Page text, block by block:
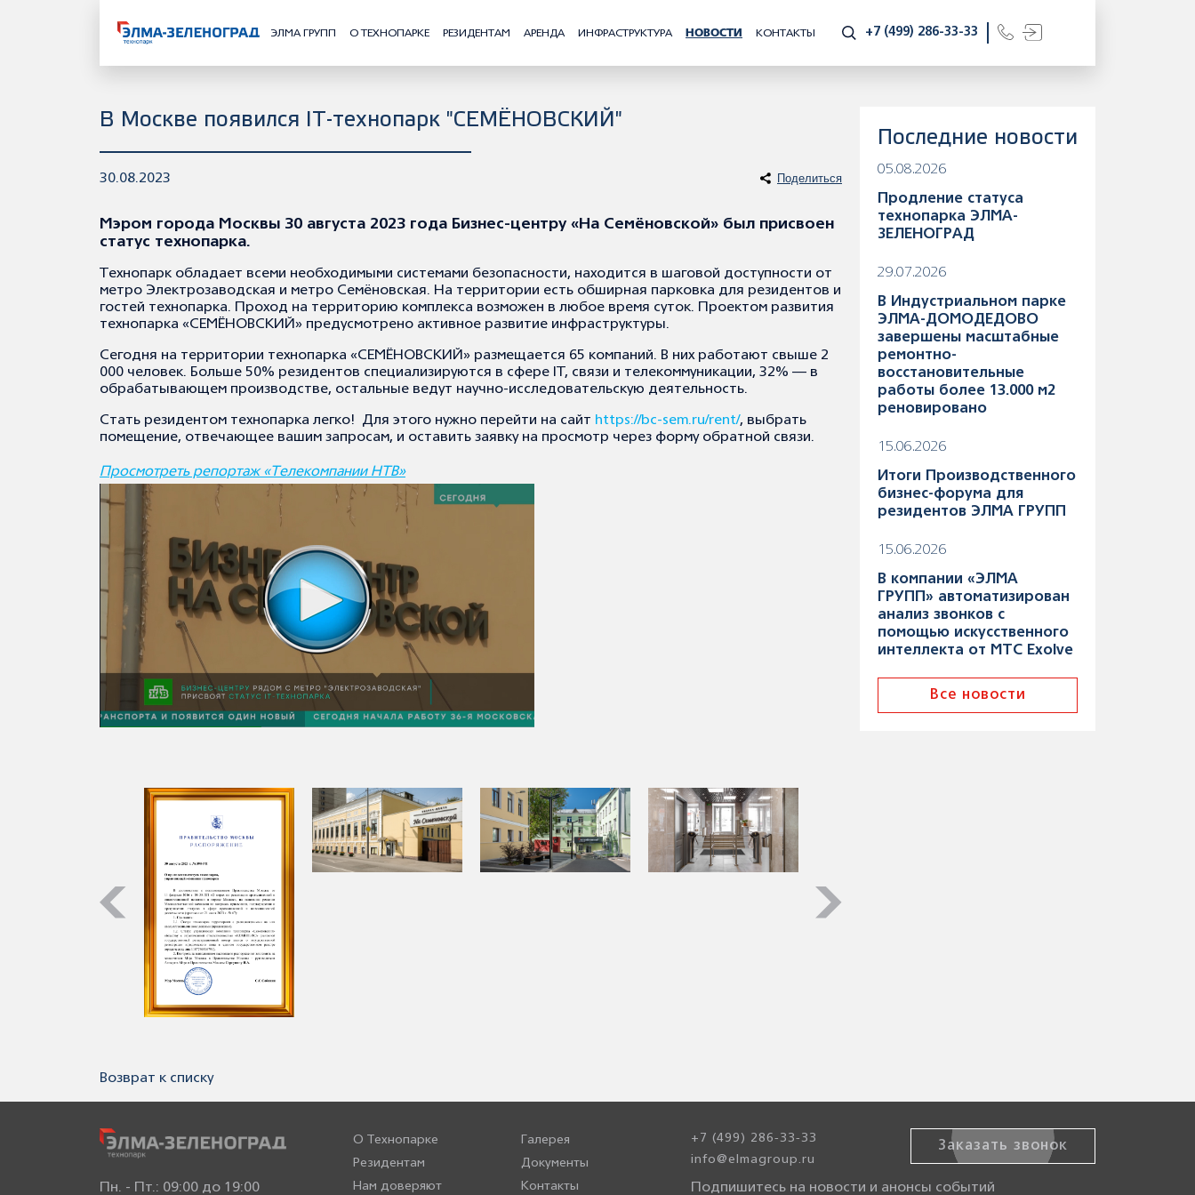
ЭЛМА ГРУПП О ТЕХНОПАРКЕ РЕЗИДЕНТАМ АРЕНДА ИНФРАСТРУКТУРА НОВОСТИ КОНТАКТЫ +7 (499) 286-33-33
В Москве появился IT-технопарк "СЕМЁНОВСКИЙ"
30.08.2023 Поделиться
Мэром города Москвы 30 августа 2023 года Бизнес-центру «На Семёновской» был присвоен
статус технопарка.
Технопарк обладает всеми необходимыми системами безопасности, находится в шаговой доступности от
метро Электрозаводская и метро Семёновская. На территории есть обширная парковка для резидентов и
гостей технопарка. Проход на территорию комплекса возможен в любое время суток. Проектом развития
технопарка «СЕМЁНОВСКИЙ» предусмотрено активное развитие инфраструктуры.
Сегодня на территории технопарка «СЕМЁНОВСКИЙ» размещается 65 компаний. В них работают свыше 2
000 человек. Больше 50% резидентов специализируются в сфере IT, связи и телекоммуникации, 32% — в
обрабатывающем производстве, остальные ведут научно-исследовательскую деятельность.
Стать резидентом технопарка легко! Для этого нужно перейти на сайт https://bc-sem.ru/rent/, выбрать
помещение, отвечающее вашим запросам, и оставить заявку на просмотр через форму обратной связи.
Просмотреть репортаж «Телекомпании НТВ»
Последние новости
05.08.2026
Продление статуса
технопарка ЭЛМА-
ЗЕЛЕНОГРАД
29.07.2026
В Индустриальном парке
ЭЛМА-ДОМОДЕДОВО
завершены масштабные
ремонтно-
восстановительные
работы более 13.000 м2
реновировано
15.06.2026
Итоги Производственного
бизнес-форума для
резидентов ЭЛМА ГРУПП
15.06.2026
В компании «ЭЛМА
ГРУПП» автоматизирован
анализ звонков с
помощью искусственного
интеллекта от МТС Exolve
Все новости
Возврат к списку
Пн. - Пт.: 09:00 до 19:00
О Технопарке
Резидентам
Нам доверяют
Галерея
Документы
Контакты
+7 (499) 286-33-33
info@elmagroup.ru
Заказать звонок
Подпишитесь на новости и анонсы событий